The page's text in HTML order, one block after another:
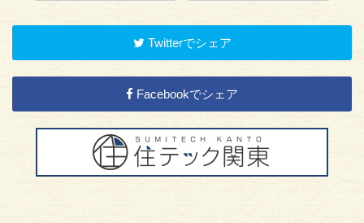
Twitterでシェア
Facebookでシェア